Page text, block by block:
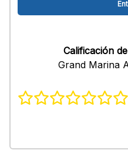
Calificación
Grand Marina